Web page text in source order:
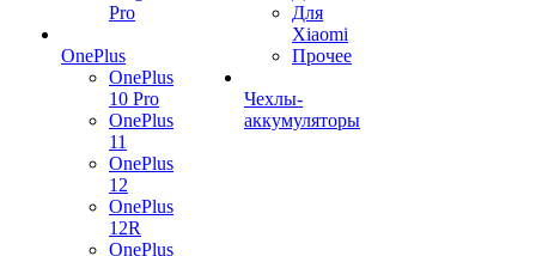
Pro
OnePlus
OnePlus
10 Pro
OnePlus
11
OnePlus
12
OnePlus
12R
OnePlus
Для
Xiaomi
Прочее
Чехлы-
аккумуляторы